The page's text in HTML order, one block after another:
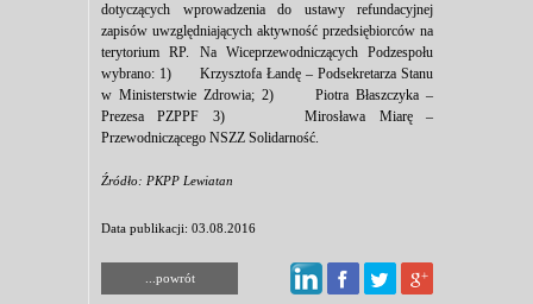
dotyczących wprowadzenia do ustawy refundacyjnej
zapisów uwzględniających aktywność przedsiębiorców na
terytorium RP. Na Wiceprzewodniczących Podzespołu
wybrano: 1) Krzysztofa Łandę – Podsekretarza Stanu
w Ministerstwie Zdrowia; 2) Piotra Błaszczyka –
Prezesa PZPPF 3) Mirosława Miarę –
Przewodniczącego NSZZ Solidarność.
Źródło: PKPP Lewiatan
Data publikacji: 03.08.2016
...powrót